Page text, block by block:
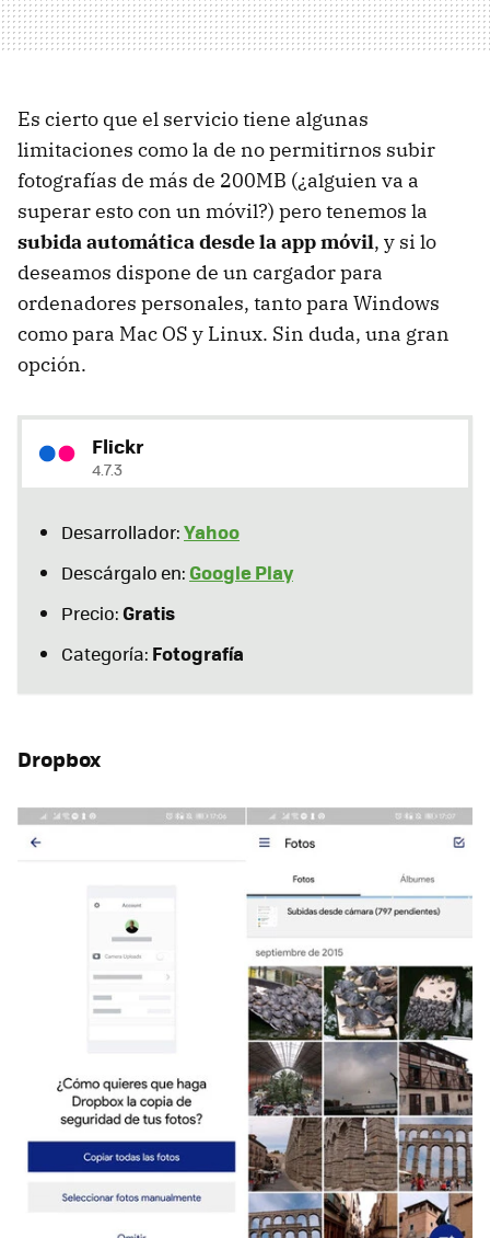
Es cierto que el servicio tiene algunas
limitaciones como la de no permitirnos subir
fotografías de más de 200MB (¿alguien va a
superar esto con un móvil?) pero tenemos la
subida automática desde la app móvil, y si lo
deseamos dispone de un cargador para
ordenadores personales, tanto para Windows
como para Mac OS y Linux. Sin duda, una gran
opción.
Flickr
4.7.3
Desarrollador:Yahoo
Descárgalo en: Google Play
Precio:Gratis
Categoría: Fotografía
Dropbox